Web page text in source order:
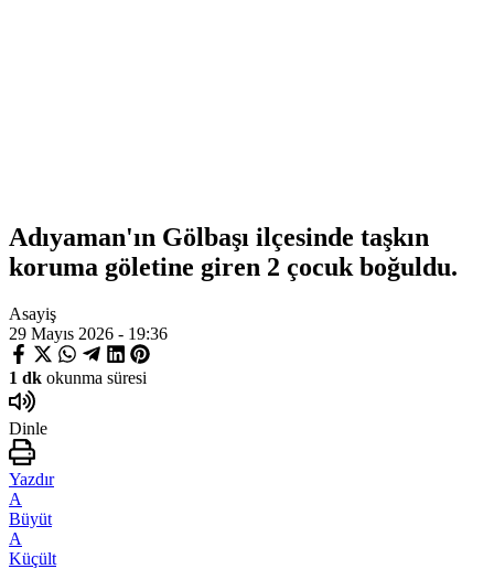
Adıyaman'ın Gölbaşı ilçesinde taşkın
koruma göletine giren 2 çocuk boğuldu.
Asayiş
29 Mayıs 2026 - 19:36
1 dk okunma süresi
Dinle
Yazdır
A
Büyüt
A
Küçült